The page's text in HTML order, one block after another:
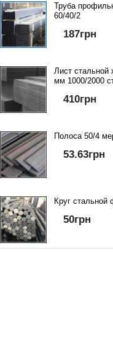
Труба
60/40/2
187грн
Лист стальной
мм 1000/2000
410грн
Полоса 50/4
53.63грн
Круг
50грн